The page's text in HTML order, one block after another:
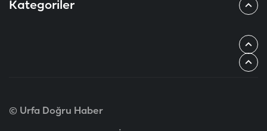
Kategoriler
© Urfa Doğru Haber